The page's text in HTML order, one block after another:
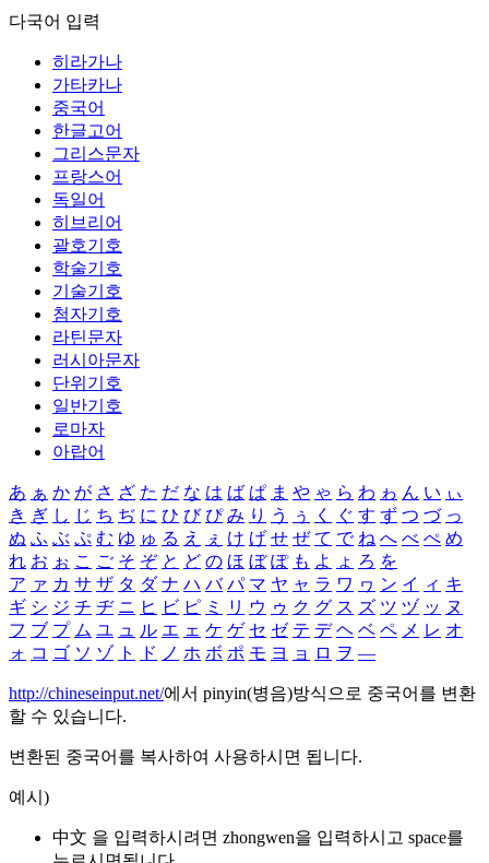
다국어 입력
히라가나
가타카나
중국어
한글고어
그리스문자
프랑스어
독일어
히브리어
괄호기호
학술기호
기술기호
첨자기호
라틴문자
러시아문자
단위기호
일반기호
로마자
아랍어
あ ぁ か が さ ざ た だ な は ば ぱ ま や ゃ ら わ ゎ ん い ぃ
き ぎ し じ ち ぢ に ひ び ぴ み り う ぅ く ぐ す ず つ づ っ
ぬ ふ ぶ ぷ む ゆ ゅ る え ぇ け げ せ ぜ て で ね へ べ ぺ め
れ お ぉ こ ご そ ぞ と ど の ほ ぼ ぽ も よ ょ ろ を
ア ァ カ サ ザ タ ダ ナ ハ バ パ マ ヤ ャ ラ ワ ヮ ン イ ィ キ
ギ シ ジ チ ヂ ニ ヒ ビ ピ ミ リ ウ ゥ ク グ ス ズ ツ ヅ ッ ヌ
フ ブ プ ム ユ ュ ル エ ェ ケ ゲ セ ゼ テ デ ヘ ベ ペ メ レ オ
ォ コ ゴ ソ ゾ ト ド ノ ホ ボ ポ モ ヨ ョ ロ ヲ ―
http://chineseinput.net/에서 pinyin(병음)방식으로 중국어를 변환
할 수 있습니다.
변환된 중국어를 복사하여 사용하시면 됩니다.
예시)
中文 을 입력하시려면 zhongwen을 입력하시고 space를